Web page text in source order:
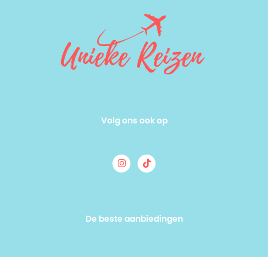
Volg ons ook op
De beste aanbiedingen